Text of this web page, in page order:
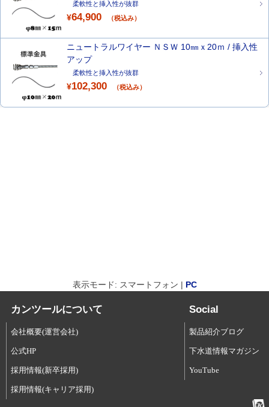
柔軟性と挿入性が抜群
¥64,900 （税込み）
ニュートラルワイヤー ＮＳＷ 10㎜ｘ20ｍ / 挿入性
アップ
柔軟性と挿入性が抜群
¥102,300 （税込み）
表示モード: スマートフォン | PC
カンツールについて
会社概要(運営会社)
公式HP
採用情報(新卒採用)
採用情報(キャリア採用)
Social
製品紹介ブログ
下水道情報マガジン
YouTube